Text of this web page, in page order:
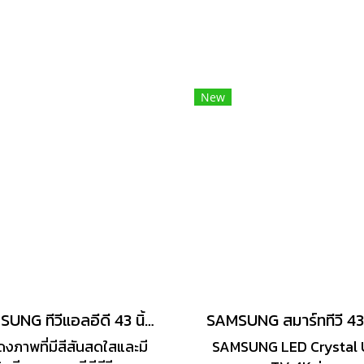
SAMSUNG ทีวีแอลอีดี 43 นิ้ว (4K, LED, SMART TV) UA43DU7000KXXT
ภาพที่มีสีสันสดใสและมี
New
SAMSUNG LED Crystal